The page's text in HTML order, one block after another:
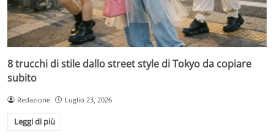
8 trucchi di stile dallo street style di Tokyo da copiare
subito
Redazione Luglio 23, 2026
Leggi di più